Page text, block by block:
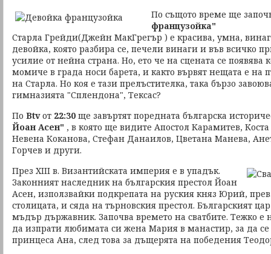
По същото време ще
французойка"
Старла Грейди(Джейн МакГрегър ) е красива, умна,
девойка, която разбира се, печели винаги и във всичко
усилие от нейна страна. Но, ето че на сцената се появява
момиче в града носи барета, и както вървят нещата е на
на Старла. Но коя е тази прелъстителка, така бързо
гимназията "Сплендона", Тексас?
По Btvот 22:30 ще завъртят поредната българска
Йоан Асен" , в която ще видите Апостол Карамитев,
Невена Коканова, Стефан Данаилов, Цветана Манева,
Горчев и други.
През XIII в. Византийската империя е в упадък.
Законният наследник на българския престол Йоан
Асен, използвайки подкрепата на руския княз Юрий,
столицата, и сяда на търновския престол. Българският
мъдър държавник. Започва времето на сватбите. Тежко е
да изпрати любимата си жена Мария в манастир, за да
принцеса Ана, след това за дъщерята на победения